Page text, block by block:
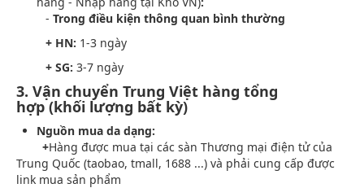
- Trong điều kiện thông quan bình thường
+ HN: 1-3 ngày
+ SG: 3-7 ngày
3. Vận chuyển Trung Việt hàng tổng
hợp (khối lượng bất kỳ)
Nguồn mua da dạng:
+Hàng được mua tại các sàn Thương mại điện tử của
Trung Quốc (taobao, tmall, 1688 ...) và phải cung cấp được
link mua sản phẩm